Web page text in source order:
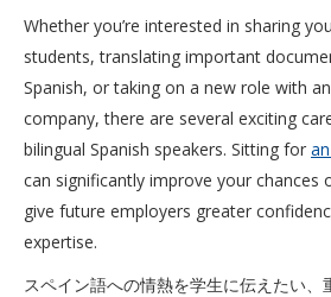
Whether you’re interested in sharing
students, translating important
Spanish, or taking on a new role with
company, there are several exciting
bilingual Spanish speakers. Sitting for
can significantly improve your chances
give future employers greater
expertise.
スペイン語への情熱を学生に伝えたい、